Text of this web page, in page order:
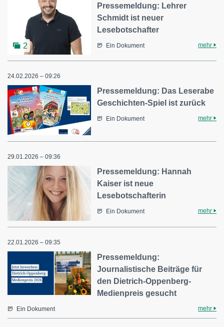
2
Pressemeldung: Lehrer
Schmidt ist neuer
Lesebotschafter
Ein Dokument mehr
24.02.2026 – 09:26
Pressemeldung: Das Leserabe
Geschichten-Spiel ist zurück
Ein Dokument mehr
29.01.2026 – 09:36
Pressemeldung: Hannah
Kaiser ist neue
Lesebotschafterin
Ein Dokument mehr
22.01.2026 – 09:35
Pressemeldung:
Journalistische Beiträge für
den Dietrich-Oppenberg-
Medienpreis gesucht
Ein Dokument mehr